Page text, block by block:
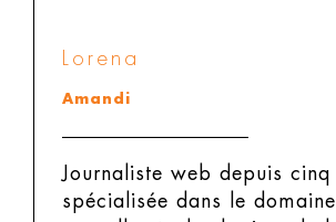
Lorena
Amandi
Journaliste web depuis cinq
spécialisée dans le